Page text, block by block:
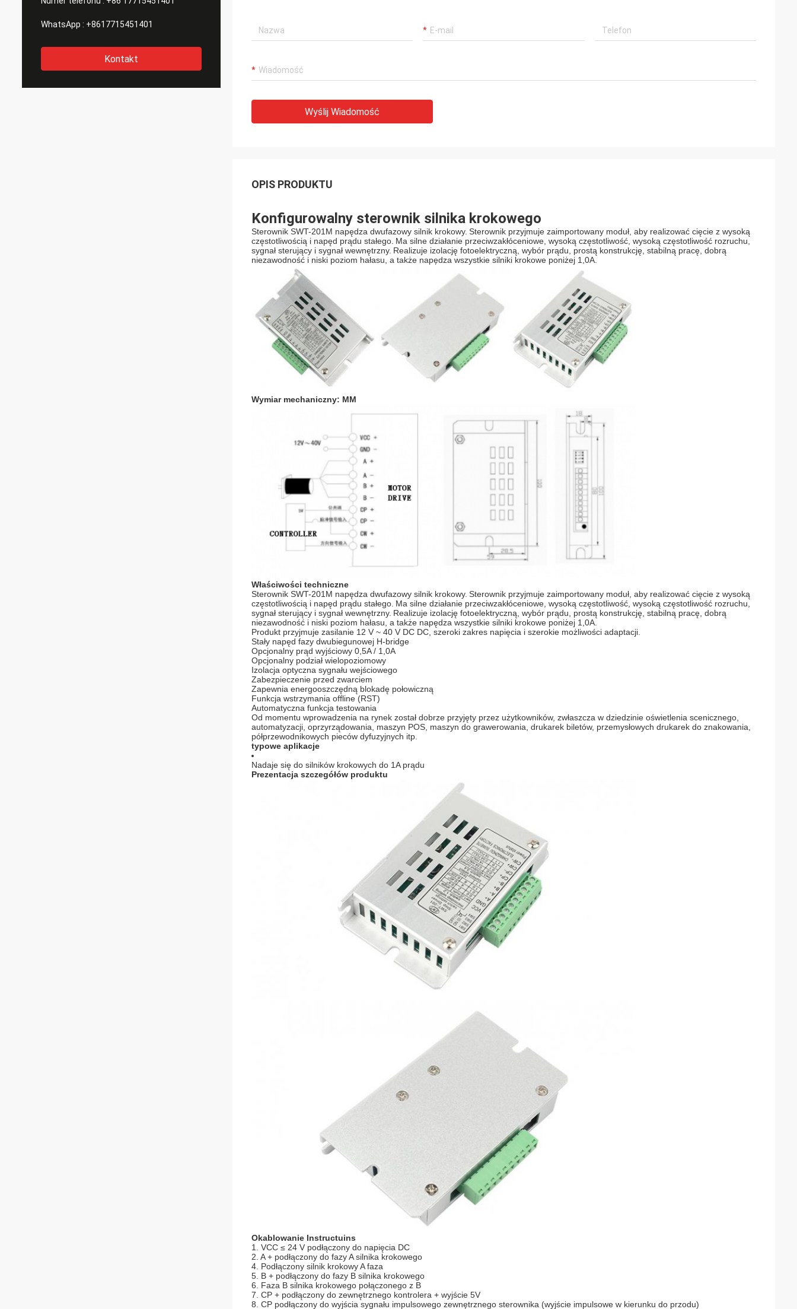
WhatsApp : +8617715451401
Kontakt
Wyślij Wiadomość
OPIS PRODUKTU
Konfigurowalny sterownik silnika krokowego
Sterownik SWT-201M napędza dwufazowy silnik krokowy. Sterownik przyjmuje zaimportowany moduł, aby realizować cięcie z wysoką
częstotliwością i napęd prądu stałego. Ma silne działanie przeciwzakłóceniowe, wysoką częstotliwość, wysoką częstotliwość rozruchu,
sygnał sterujący i sygnał wewnętrzny. Realizuje izolację fotoelektryczną, wybór prądu, prostą konstrukcję, stabilną pracę, dobrą
niezawodność i niski poziom hałasu, a także napędza wszystkie silniki krokowe poniżej 1,0A.
Wymiar mechaniczny: MM
Właściwości techniczne
Sterownik SWT-201M napędza dwufazowy silnik krokowy. Sterownik przyjmuje zaimportowany moduł, aby realizować cięcie z wysoką
częstotliwością i napęd prądu stałego. Ma silne działanie przeciwzakłóceniowe, wysoką częstotliwość, wysoką częstotliwość rozruchu,
sygnał sterujący i sygnał wewnętrzny. Realizuje izolację fotoelektryczną, wybór prądu, prostą konstrukcję, stabilną pracę, dobrą
niezawodność i niski poziom hałasu, a także napędza wszystkie silniki krokowe poniżej 1,0A.
Produkt przyjmuje zasilanie 12 V ~ 40 V DC DC, szeroki zakres napięcia i szerokie możliwości adaptacji.
Stały napęd fazy dwubiegunowej H-bridge
Opcjonalny prąd wyjściowy 0,5A / 1,0A
Opcjonalny podział wielopoziomowy
Izolacja optyczna sygnału wejściowego
Zabezpieczenie przed zwarciem
Zapewnia energooszczędną blokadę połowiczną
Funkcja wstrzymania offline (RST)
Automatyczna funkcja testowania
Od momentu wprowadzenia na rynek został dobrze przyjęty przez użytkowników, zwłaszcza w dziedzinie oświetlenia scenicznego,
automatyzacji, oprzyrządowania, maszyn POS, maszyn do grawerowania, drukarek biletów, przemysłowych drukarek do znakowania,
półprzewodnikowych pieców dyfuzyjnych itp.
typowe aplikacje
Nadaje się do silników krokowych do 1A prądu
Prezentacja szczegółów produktu
Okablowanie Instructuins
1. VCC ≤ 24 V podłączony do napięcia DC
2. A + podłączony do fazy A silnika krokowego
4. Podłączony silnik krokowy A faza
5. B + podłączony do fazy B silnika krokowego
6. Faza B silnika krokowego połączonego z B
7. CP + podłączony do zewnętrznego kontrolera + wyjście 5V
8. CP podłączony do wyjścia sygnału impulsowego zewnętrznego sterownika (wyjście impulsowe w kierunku do przodu)